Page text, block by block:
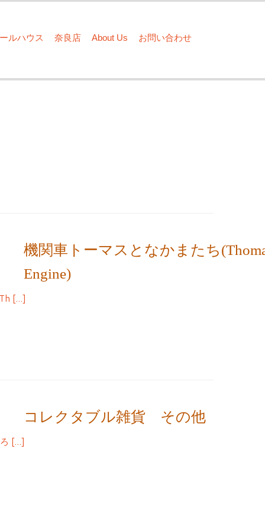
ドールハウス 奈良店 About Us お問い合わせ
機関車トーマスとなかまたち
Engine)
[…]
コレクタブル雑貨 その他
[…]